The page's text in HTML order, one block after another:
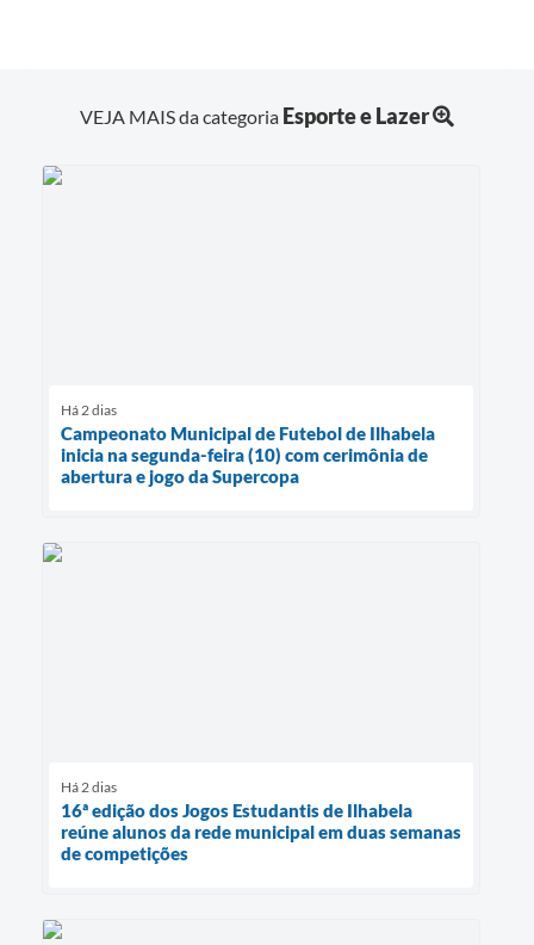
VEJA MAIS da categoria Esporte e Lazer
Há 2 dias
Campeonato Municipal de Futebol de Ilhabela
inicia na segunda-feira (10) com cerimônia de
abertura e jogo da Supercopa
Há 2 dias
16ª edição dos Jogos Estudantis de Ilhabela
reúne alunos da rede municipal em duas semanas
de competições